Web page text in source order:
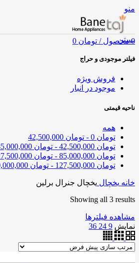
منو
0 محصول / تومان بستن
فیلتر موجودی و حراج
فروش ویژه
موجود در انبار
ناحیه قیمتی
همه
تومان
- تومان
تومان
- تومان
تومان
- تومان
تومان
- تومان
خانه یخچال یخچال جنرال برلین
Showing all 3 results
مشاهده فیلترها
نمایش 9
24
36